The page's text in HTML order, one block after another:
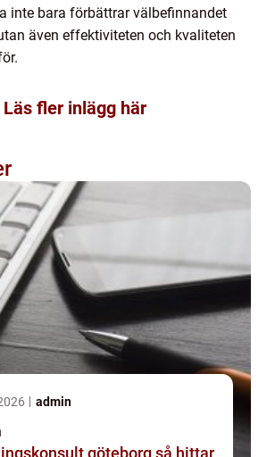
inte bara förbättrar välbefinnandet
även effektiviteten och kvaliteten
Läs fler inlägg här
admin
göteborg så hittar